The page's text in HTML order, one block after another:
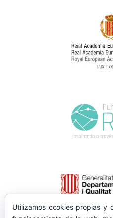
Utilizamos cookies propias y